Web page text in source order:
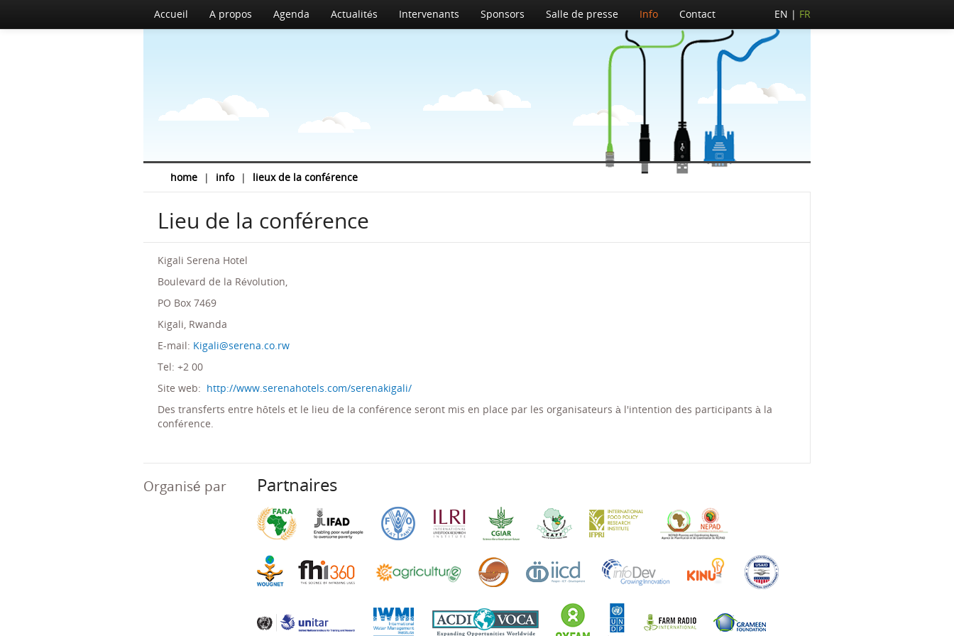
Accueil A propos Agenda Actualités Intervenants Sponsors Salle de presse Info Contact EN FR
home | info | lieux de la conférence
Lieu de la conférence
Kigali Serena Hotel
Boulevard de la Révolution,
PO Box 7469
Kigali, Rwanda
E-mail: Kigali@serena.co.rw
Tel: +2 00
Site web: http://www.serenahotels.com/serenakigali/
Des transferts entre hôtels et le lieu de la conférence seront mis en place par les organisateurs à l'intention des participants à la
conférence.
Organisé par Partnaires